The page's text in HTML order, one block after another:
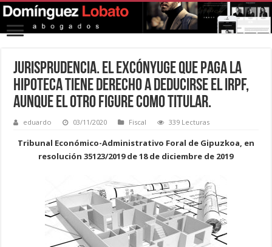
Jurisprudencia. El excónyuge que paga la
hipoteca tiene derecho a deducirse el IRPF,
aunque el otro figure como titular.
eduardo 03/11/2020 Fiscal 339 Lecturas
Tribunal Económico-Administrativo Foral de Gipuzkoa, en
resolución 35123/2019 de 18 de diciembre de 2019